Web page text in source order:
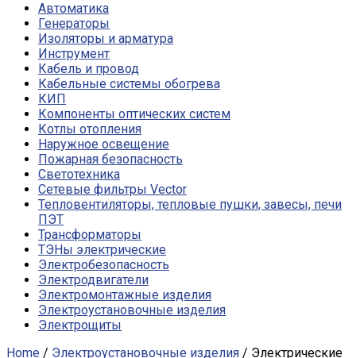
Автоматика
Генераторы
Изоляторы и арматура
Инструмент
Кабель и провод
Кабельные системы обогрева
КИП
Компоненты оптических систем
Котлы отопления
Наружное освещение
Пожарная безопасность
Светотехника
Сетевые фильтры Vector
Тепловентиляторы, тепловые пушки, завесы, печи
ПЭТ
Трансформаторы
ТЭНы электрические
Электробезопасность
Электродвигатели
Электромонтажные изделия
Электроустановочные изделия
Электрощиты
Home / Электроустановочные изделия / Электрические